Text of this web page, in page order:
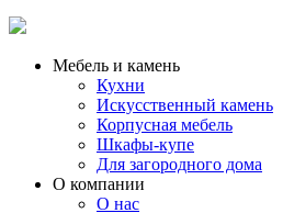
Мебель и камень
Кухни
Искусственный камень
Корпусная мебель
Шкафы-купе
Для загородного дома
О компании
О нас